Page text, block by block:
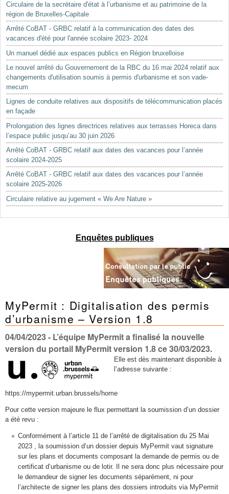
Circulaire de la secrétaire d'état à l’urbanisme et au patrimoine de la
région de Bruxelles-Capitale
Arrêté CoBAT - GRBC relatif à la communication des dates des
vacances d'été pour l'année scolaire 2023- 2024
Un manuel dédié aux espaces publics en Région bruxelloise
Le nouvel arrêté du Gouvernement de la RBC du 16 mai 2024 relatif aux
changements d'utilisation soumis à permis d'urbanisme et son vade-
mecum
Lignes de conduite relatives aux dispositifs de télécommunication placés
en façade
Prolongation des lignes directrices relatives aux terrasses Horeca dans
l’espace public jusqu’au 30 juin 2026
Arrêté CoBAT - GRBC relatif aux dates des vacances pour l’année
scolaire 2024-2025
Arrêté CoBAT - GRBC relatif aux dates des vacances pour l’année
scolaire 2025-2026
Circulaire relative au jugement « We Are Nature »
Enquêtes publiques
MyPermit : Digitalisation des permis
d’urbanisme – Version 1.8
04/04/2023- L’équipe MyPermit a finalisé la nouvelle
version du portail MyPermit version 1.8 ce 30/03/2023.
Elle est dès maintenant disponible à
l’adresse suivante :
https://mypermit.urban.brussels/home
Pour cette version majeure le flux permettant la soumission d’un dossier
a été revu :
Conformément à l’article 11 de l’arrêté de digitalisation du 25 Mai
2023 , la soumission d’un dossier depuis MyPermit vaut signature
sur les plans et documents composant la demande de permis ou de
certificat d’urbanisme ou de lotir. Il ne sera donc plus nécessaire pour
le demandeur de signer les documents séparément, ni pour
l’architecte de signer les plans des dossiers introduits via MyPermit